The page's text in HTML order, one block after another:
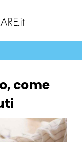
come